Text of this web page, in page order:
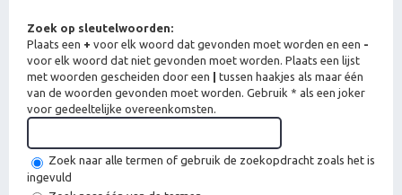
Zoek op sleutelwoorden:
Plaats een + voor elk woord dat gevonden moet worden en een -
voor elk woord dat niet gevonden moet worden. Plaats een lijst
met woorden gescheiden door een
tussen haakjes als maar één
van de woorden gevonden moet worden. Gebruik * als een joker
voor gedeeltelijke overeenkomsten.
Zoek naar alle termen of gebruik de zoekopdracht zoals het is
ingevuld